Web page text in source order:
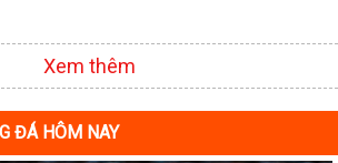
khác.
với chuyên trang
trận đấu bóng đá nào, đặc biệt là những trận
Xem thêm
ĐÁ HÔM NAY